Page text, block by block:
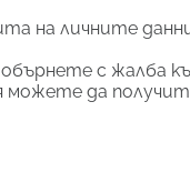
на личните
с жалба
можете да